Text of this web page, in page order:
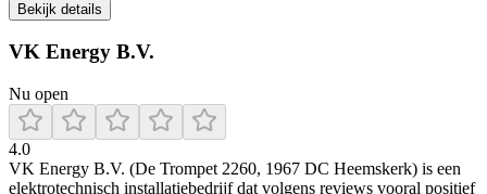
Bekijk details
VK Energy B.V.
Nu open
4.0
VK Energy B.V. (De Trompet 2260, 1967 DC Heemskerk) is een
elektrotechnisch installatiebedrijf dat volgens reviews vooral positief